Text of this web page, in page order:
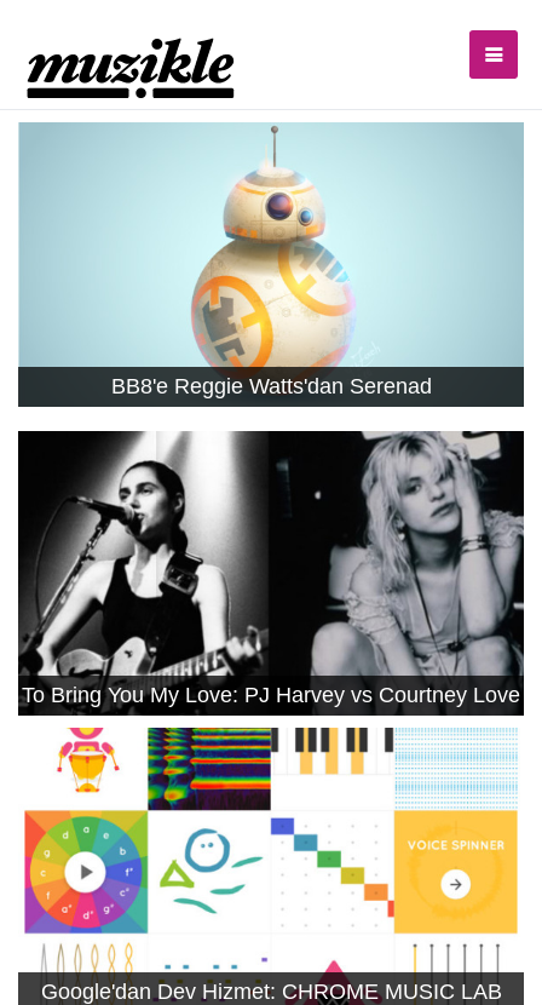
BB8'e Reggie Watts'dan Serenad
To Bring You My Love: PJ Harvey vs Courtney Love
Google'dan Dev Hizmet: CHROME MUSIC LAB